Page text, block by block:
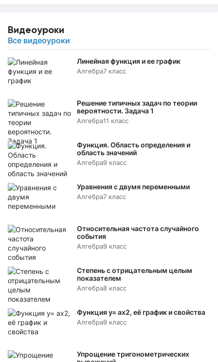
Видеоуроки
Все видеоуроки
Линейная функция и ее график
Алгебра7 класс
Решение типичных задач по теории
вероятности. Задача 1
Алгебра11 класс
Функция. Область определения и
область значений
Алгебра9 класс
Уравнения с двумя переменными
Алгебра7 класс
Относительная частота случайного
события
Алгебра9 класс
Степень с отрицательным целым
показателем
Алгебра8 класс
Функция y= аx2, её график и свойства
Алгебра9 класс
Упрощение тригонометрических